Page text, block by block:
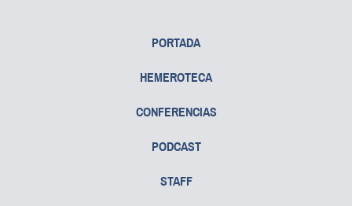
PORTADA
HEMEROTECA
CONFERENCIAS
PODCAST
STAFF